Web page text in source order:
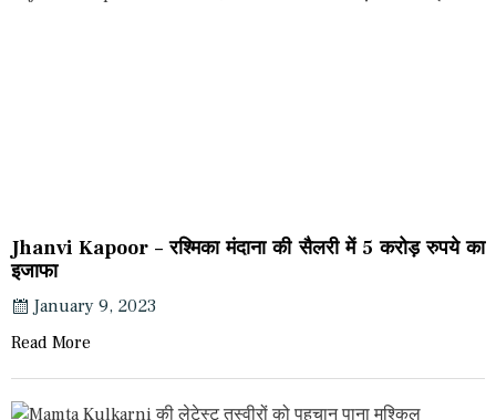
Jhanvi Kapoor – रश्मिका मंदाना की सैलरी में 5 करोड़ रुपये का
इजाफा
January 9, 2023
Read More